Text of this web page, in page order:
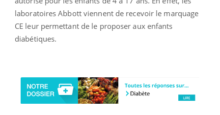
laboratoires Abbott viennent de recevoir le marquage
CE leur permettant de le proposer aux enfants
diabétiques.